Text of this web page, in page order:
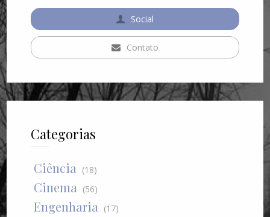
Social
Contato
Categorias
Ciência (18)
Cinema (56)
Engenharia (17)